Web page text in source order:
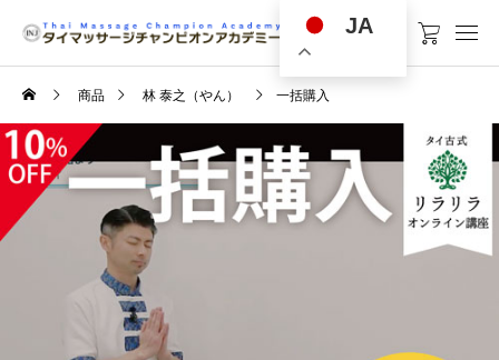
JA
商品 林 泰之（やん） 一括購入